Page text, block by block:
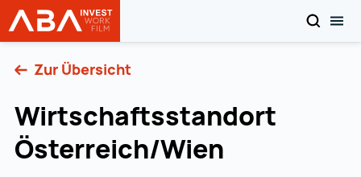
Startseite | INVEST in AUSTRIA
SUCHEN
Zur Übersicht
Wirtschaftsstandort
Österreich/Wien